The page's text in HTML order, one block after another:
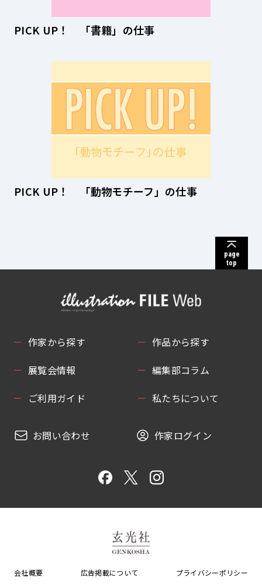
PICK UP！ 「書籍」の仕事
PICK UP！ 「動物モチーフ」の仕事
page
top
作家から探す
作品から探す
展覧会情報
編集部コラム
ご利用ガイド
私たちについて
お問い合わせ 作家ログイン
会社概要 広告掲載について プライバシーポリシー